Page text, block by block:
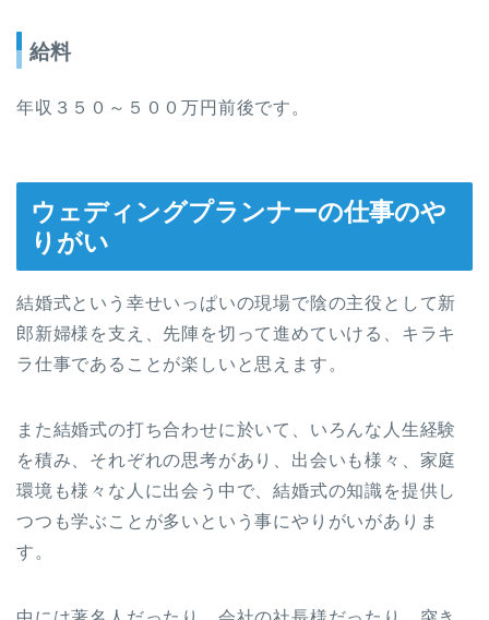
給料
年収３５０～５００万円前後です。
ウェディングプランナーの仕事のや
りがい
結婚式という幸せいっぱいの現場で陰の主役として新
郎新婦様を支え、先陣を切って進めていける、キラキ
ラ仕事であることが楽しいと思えます。
また結婚式の打ち合わせに於いて、いろんな人生経験
を積み、それぞれの思考があり、出会いも様々、家庭
環境も様々な人に出会う中で、結婚式の知識を提供し
つつも学ぶことが多いという事にやりがいがありま
す。